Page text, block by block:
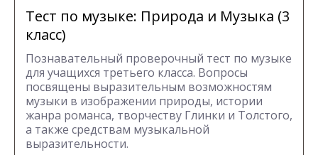
Тест по музыке: Природа и Музыка (3
класс)
Познавательный проверочный тест по музыке
для учащихся третьего класса. Вопросы
посвящены выразительным возможностям
музыки в изображении природы, истории
жанра романса, творчеству Глинки и Толстого,
а также средствам музыкальной
выразительности.